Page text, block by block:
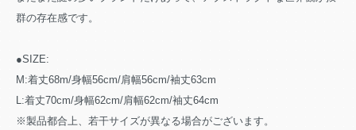
群の存在感です。
●SIZE:
M:着丈68m/身幅56cm/肩幅56cm/袖丈63cm
L:着丈70cm/身幅62cm/肩幅62cm/袖丈64cm
※製品都合上、若干サイズが異なる場合がございます。